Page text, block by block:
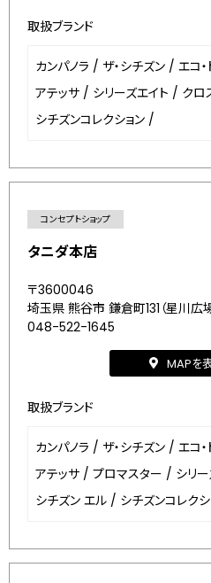
取扱ブランド
カンパノラ / ザ・シチズン / エコ
アテッサ / シリーズエイト / クロ
シチズンコレクション /
コンセプトショップ
タニダ本店
〒3600046
埼玉県 熊谷市 鎌倉町131（星川広
048-522-1645
MAPを
取扱ブランド
カンパノラ / ザ・シチズン / エコ
アテッサ / プロマスター / シリ
シチズン エル / シチズンコレク